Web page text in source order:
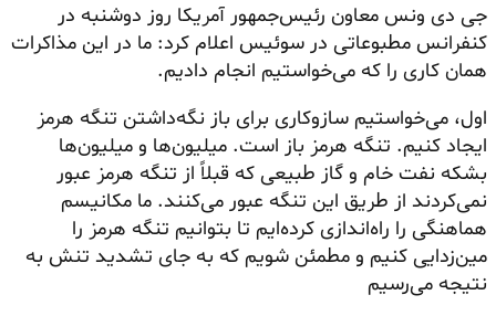
جی دی ونس معاون رئیس‌جمهور آمریکا روز دوشنبه در
کنفرانس مطبوعاتی در سوئیس اعلام کرد: ما در این مذاکرات
همان کاری را که می‌خواستیم انجام دادیم.
اول، می‌خواستیم سازوکاری برای باز نگه‌داشتن تنگه هرمز
ایجاد کنیم. تنگه هرمز باز است. میلیون‌ها و میلیون‌ها
بشکه نفت خام و گاز طبیعی که قبلاً از تنگه هرمز عبور
نمی‌کردند از طریق این تنگه عبور می‌کنند. ما مکانیسم
هماهنگی را راه‌اندازی کرده‌ایم تا بتوانیم تنگه هرمز را
مین‌زدایی کنیم و مطمئن شویم که به جای تشدید تنش به
نتیجه می‌رسیم